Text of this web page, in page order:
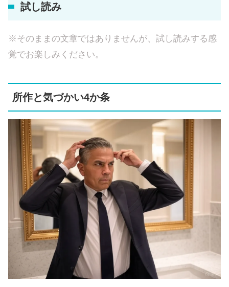
試し読み
※そのままの文章ではありませんが、試し読みする感
覚でお楽しみください。
所作と気づかい4か条